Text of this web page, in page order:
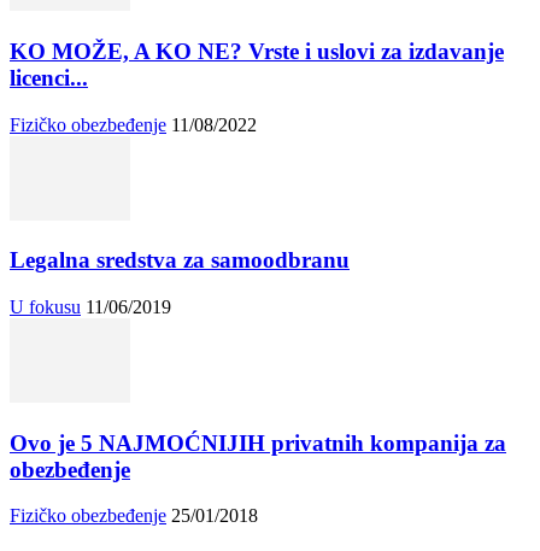
KO MOŽE, A KO NE? Vrste i uslovi za izdavanje
licenci...
Fizičko obezbeđenje 11/08/2022
Legalna sredstva za samoodbranu
U fokusu 11/06/2019
Ovo je 5 NAJMOĆNIJIH privatnih kompanija za
obezbeđenje
Fizičko obezbeđenje 25/01/2018